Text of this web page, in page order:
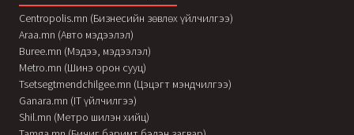
Centropolis.mn (Бизнесийн зөвлөх үйлчилгээ)
Araa.mn (Авто мэдээлэл)
Buree.mn (Мэдээ, мэдээлэл)
Metro.mn (Шинэ орон сууц)
Tsetsegtmendchilgee.mn (Цэцэгт мэндчилгээ)
Ganara.mn (IT үйлчилгээ)
Shil.mn (Метро шилэн хийц)